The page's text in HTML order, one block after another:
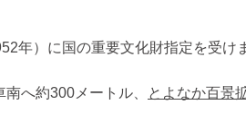
年）に国の重要文化財指定を受
へ約300メートル、 とよなか百景